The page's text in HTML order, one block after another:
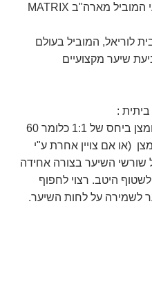
מטריקס - מותג השיער המקצועי המוביל מארה"ב MATRIX
לוריאל, המוביל בעולם
שיער מקצועיים
:
יש לערבב את הצבע עם קרם חמצן ביחס של 1:1 כלומר 60
עם 60 גרם חמצן (או אם צויין אחרת ע"י
שורשי השיער בצורה אחידה
30-40 דקות ולשטוף היטב. רצוי לחפוף
על לחות השיער.